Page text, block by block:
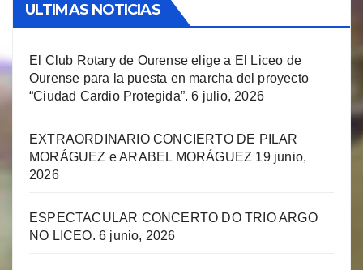
ULTIMAS NOTICIAS
El Club Rotary de Ourense elige a El Liceo de
Ourense para la puesta en marcha del proyecto
“Ciudad Cardio Protegida”. 6 julio, 2026
EXTRAORDINARIO CONCIERTO DE PILAR
MORÁGUEZ e ARABEL MORÁGUEZ 19 junio,
2026
ESPECTACULAR CONCERTO DO TRIO ARGO
NO LICEO. 6 junio, 2026